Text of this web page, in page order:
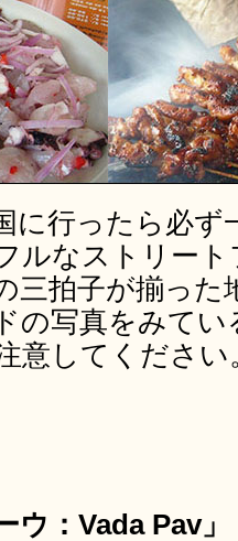
に行ったら必ず
ルなストリー
三拍子が揃っ
の写真をみて
意してください
ウ：Vada Pav